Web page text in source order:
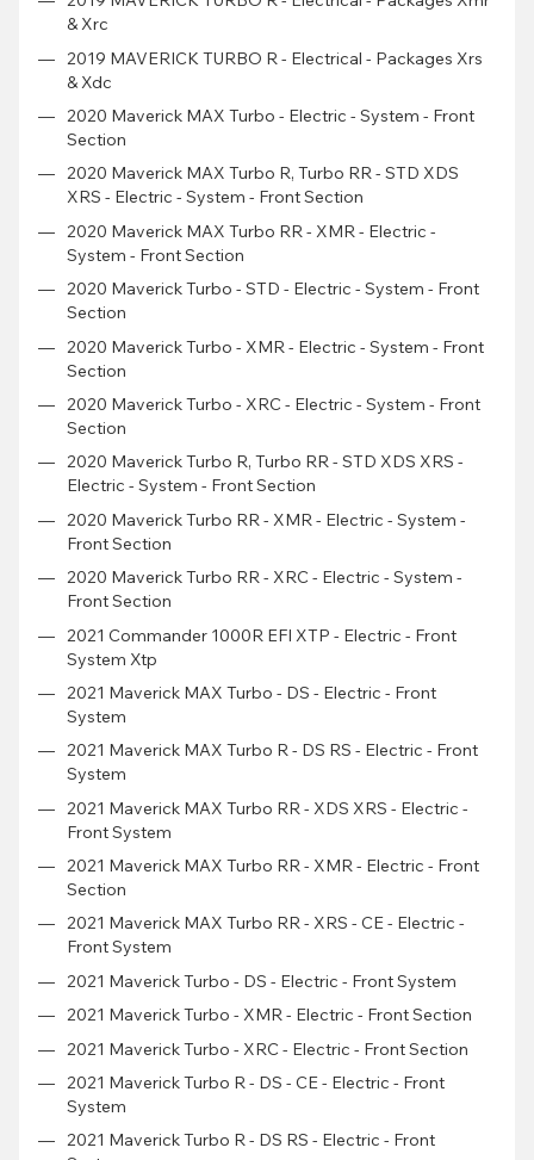
& Xrc
2019 MAVERICK TURBO R - Electrical - Packages Xrs
& Xdc
2020 Maverick MAX Turbo - Electric - System - Front
Section
2020 Maverick MAX Turbo R, Turbo RR - STD XDS
XRS - Electric - System - Front Section
2020 Maverick MAX Turbo RR - XMR - Electric -
System - Front Section
2020 Maverick Turbo - STD - Electric - System - Front
Section
2020 Maverick Turbo - XMR - Electric - System - Front
Section
2020 Maverick Turbo - XRC - Electric - System - Front
Section
2020 Maverick Turbo R, Turbo RR - STD XDS XRS -
Electric - System - Front Section
2020 Maverick Turbo RR - XMR - Electric - System -
Front Section
2020 Maverick Turbo RR - XRC - Electric - System -
Front Section
2021 Commander 1000R EFI XTP - Electric - Front
System Xtp
2021 Maverick MAX Turbo - DS - Electric - Front
System
2021 Maverick MAX Turbo R - DS RS - Electric - Front
System
2021 Maverick MAX Turbo RR - XDS XRS - Electric -
Front System
2021 Maverick MAX Turbo RR - XMR - Electric - Front
Section
2021 Maverick MAX Turbo RR - XRS - CE - Electric -
Front System
2021 Maverick Turbo - DS - Electric - Front System
2021 Maverick Turbo - XMR - Electric - Front Section
2021 Maverick Turbo - XRC - Electric - Front Section
2021 Maverick Turbo R - DS - CE - Electric - Front
System
2021 Maverick Turbo R - DS RS - Electric - Front